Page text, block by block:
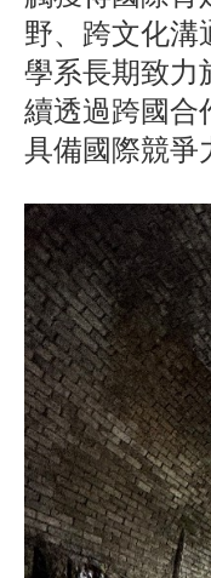
野、跨文化溝
學系長期致力
續透過跨國合
具備國際競爭